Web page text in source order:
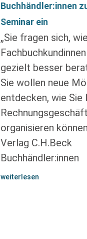
Buchhändler:innen
Seminar ein
„Sie fragen sich,
gezielt besser
Sie wollen neue
entdecken, wie Sie
organisieren
Verlag C.H.Beck
Buchhändler:innen
weiterlesen